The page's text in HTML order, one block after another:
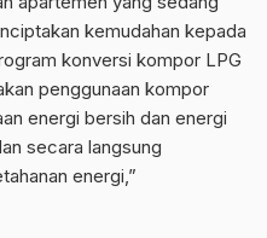
kemudahan kepada
konversi kompor LPG
penggunaan kompor
energi bersih dan energi
secara langsung
energi,”